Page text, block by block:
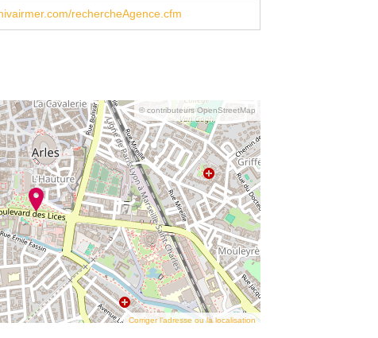
rechercheAgence.cfm
© contributeurs OpenStreetMap
Corriger l’adresse ou la localisation